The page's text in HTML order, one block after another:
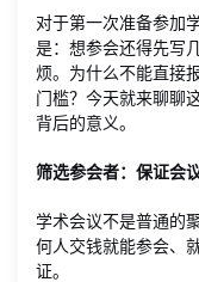
对于第一次准备参加
是：想参会还得先写
烦。为什么不能直接
门槛？今天就来聊聊
背后的意义。
筛选参会者：保证会
学术会议不是普通的
何人交钱就能参会、
证。